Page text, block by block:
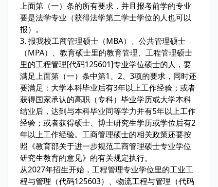
上面第（一）条的所有要求，并且报考前学的专业
要是法学专业（获得法学第二学士学位的人也可以
报）。
3. 报我校工商管理硕士（MBA）、公共管理硕士
（MPA）、教育硕士里的教育管理、工程管理硕士
里的工程管理[代码125601]专业学位硕士的人，要
满足上面第（一）条中第1、2、3项的要求，同时还
要满足：大学本科毕业后有3年以上工作经验；或者
获得国家承认的高职（专科）毕业学历或大学本科
结业后，达到与本科毕业同等学力并有5年以上工作
经验；或者获得硕士、博士研究生学历或学位后有2
年以上工作经验。工商管理硕士的相关政策还要按
照《教育部关于进一步规范工商管理硕士专业学位
研究生教育的意见》的有关规定执行。
从2027年招生开始，工程管理专业学位里的工业工
程与管理（代码125603）、物流工程与管理（代码